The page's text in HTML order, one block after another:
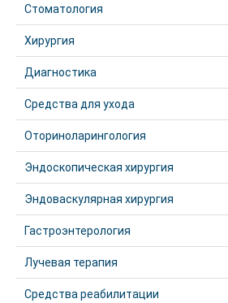
Стоматология
Хирургия
Диагностика
Средства для ухода
Оториноларингология
Эндоскопическая хирургия
Эндоваскулярная хирургия
Гастроэнтерология
Лучевая терапия
Средства реабилитации